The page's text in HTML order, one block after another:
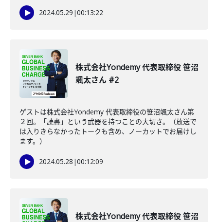
2024.05.29 |00:13:22
株式会社Yondemy 代表取締役 笹沼
颯太さん #2
ゲストは株式会社Yondemy 代表取締役の笹沼颯太さん第
２回。「読書」という武器を持つことの大切さ。（放送で
は入りきらなかったトークも含め、ノーカットでお届けし
ます。）
2024.05.28 |00:12:09
株式会社Yondemy 代表取締役 笹沼